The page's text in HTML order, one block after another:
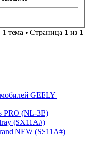
1 тема • Страница 1 из 1
GEELY |
PRO (NL-3B)
(SX11A#)
NEW (SS11A#)